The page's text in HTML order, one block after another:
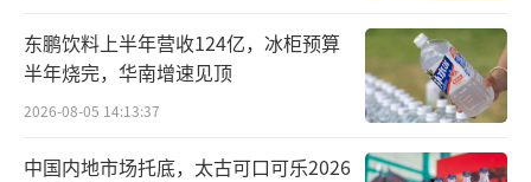
赎力量。
值得一提的是，近日市场监管总局印发，
《网络反不正当竞争暂行规定》，在反不正当
竞争法第八条的框架下针对网络虚假宣传进行
东鹏饮料上半年营收124亿，冰柜预算
半年烧完，华南增速见顶
2026-08-05 14:13:37
中国内地市场托底，太古可口可乐2026